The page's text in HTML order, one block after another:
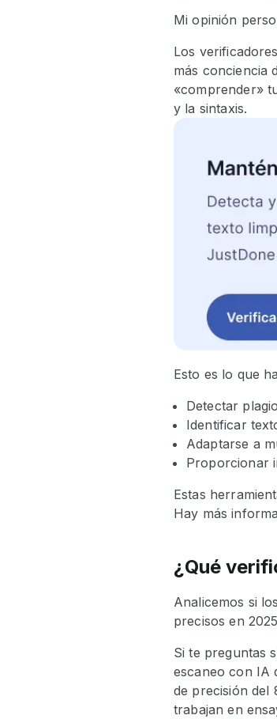
Mi opinión
Los
más conciencia
«comprender»
y la sintaxis.
Esto es lo que
Detectar
Identificar
Adaptarse a
Proporcionar
Estas
Hay más
¿Qué
Analicemos si
precisos en
Si te preguntas
escaneo con IA
de precisión del
trabajan en